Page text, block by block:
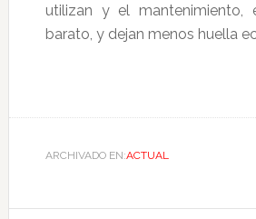
utilizan y el mantenimiento,
barato, y dejan menos huella
ARCHIVADO EN:ACTUAL